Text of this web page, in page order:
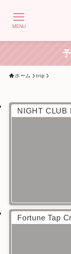
MENU
ホーム trip
NIGHT CLUB
Fortune Tap